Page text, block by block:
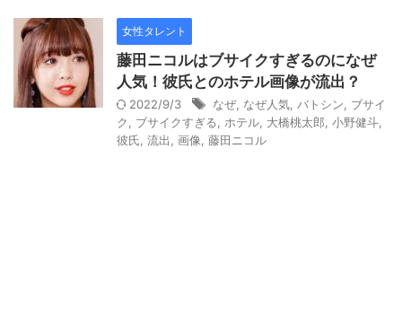
女性タレント
藤田ニコルはブサイクすぎるのになぜ
人気！彼氏とのホテル画像が流出？
2022/9/3 なぜ, なぜ人気 バトシン
ブサイ
ク
ブサイクすぎる ホテル 大橋桃太郎 小野健斗
彼氏 流出 画像 藤田ニコル